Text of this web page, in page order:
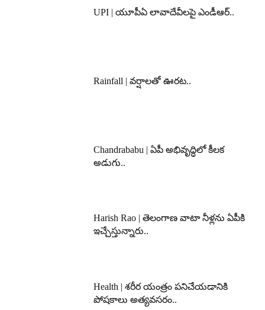
UPI | యూపీఏ లావాదేవీలపై ఎండీఆర్..
Rainfall | వర్షాలతో ఊరట..
Chandrababu | ఏపీ అభివృద్ధిలో కీలక
అడుగు..
Harish Rao | తెలంగాణ వాటా నీళ్లను ఏపీకి
ఇచ్చేస్తున్నారు..
Health | శరీర యంత్రం పనిచేయడానికి
పోషకాలు అత్యవసరం..